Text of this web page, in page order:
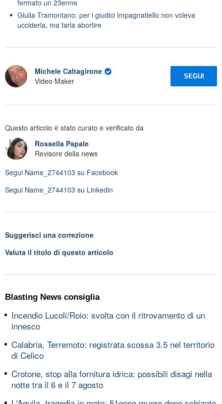
fermato un 23enne
Giulia Tramontano: per i giudici Impagnatiello non voleva
ucciderla, ma farla abortire
Michele Caltagirone
Video Maker
SEGUI
Questo articolo è stato curato e verificato da
Rossella Papale
Revisore della news
Segui Name_2744103 su Facebook
Segui Name_2744103 su Linkedin
Suggerisci una correzione
Valuta il titolo di questo articolo
Blasting News consiglia
Incendio Lucoli/Roio: svolta con il ritrovamento di un
innesco
Calabria, Terremoto: registrata scossa 3.5 nel territorio
di Celico
Crotone, stop alla fornitura idrica: possibili disagi nella
notte tra il 6 e il 7 agosto